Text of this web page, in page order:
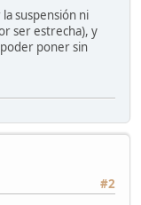
suspensión ni
ser estrecha), y
poner sin
#2